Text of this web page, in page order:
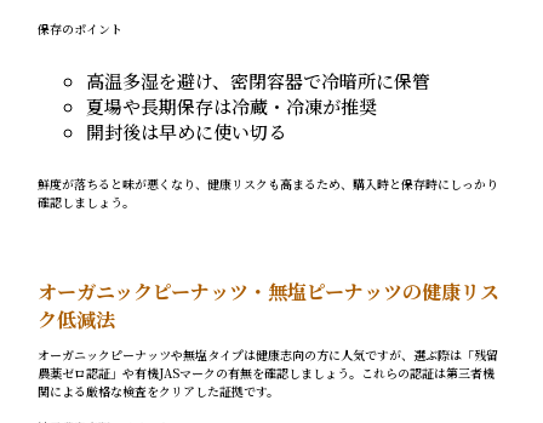
保存のポイント
高温多湿を避け、密閉容器で冷暗所に保管
夏場や長期保存は冷蔵・冷凍が推奨
開封後は早めに使い切る
鮮度が落ちると味が悪くなり、健康リスクも高まるため、購入時と保存時にしっかり
確認しましょう。
オーガニックピーナッツ・無塩ピーナッツの健康リス
ク低減法
オーガニックピーナッツや無塩タイプは健康志向の方に人気ですが、選ぶ際は「残留
農薬ゼロ認証」や有機JASマークの有無を確認しましょう。これらの認証は第三者機
関による厳格な検査をクリアした証拠です。